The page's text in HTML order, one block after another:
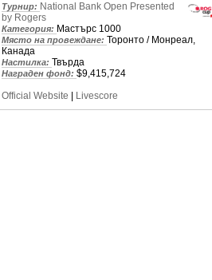
Турнир: National Bank Open Presented
by Rogers
Категория: Мастърс 1000
Място на провеждане: Торонто / Монреал,
Канада
Настилка: Твърда
Награден фонд: $9,415,724
Official Website
Livescore